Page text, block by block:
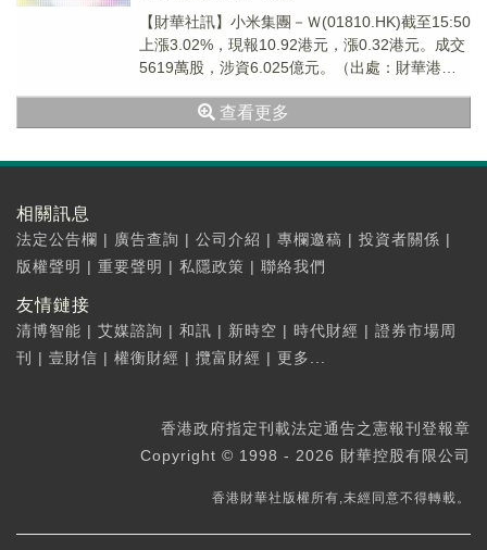
【財華社訊】小米集團－Ｗ(01810.HK)截至15:50
上漲3.02%，現報10.92港元，漲0.32港元。成交
5619萬股，涉資6.025億元。（出處：財華港股
查看更多
相關訊息
法定公告欄 | 廣告查詢 | 公司介紹 | 專欄邀稿 | 投資者關係 |
版權聲明 | 重要聲明 | 私隱政策 | 聯絡我們
友情鏈接
清博智能 | 艾媒諮詢 | 和訊 | 新時空 | 時代財經 | 證券市場周
刊
| 壹財信 | 權衡財經 | 攬富財經 | 更多...
香港政府指定刊載法定通告之憲報刊登報章
Copyright © 1998 - 2026 財華控股有限公司
香港財華社版權所有,未經同意不得轉載。